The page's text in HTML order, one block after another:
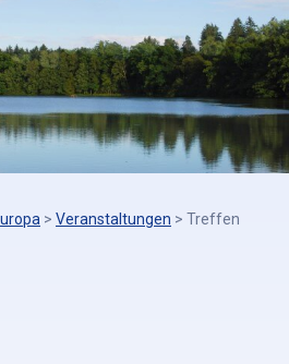
> Veranstaltungen > Treffen